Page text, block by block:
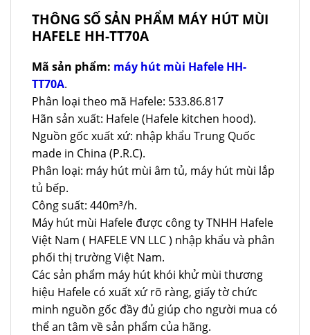
THÔNG SỐ SẢN PHẨM MÁY HÚT MÙI
HAFELE HH-TT70A
Mã sản phẩm: máy hút mùi Hafele HH-
TT70A.
Phân loại theo mã Hafele: 533.86.817
Hãn sản xuất: Hafele (Hafele kitchen hood).
Nguồn gốc xuất xứ: nhập khẩu Trung Quốc
made in China (P.R.C).
Phân loại: máy hút mùi âm tủ, máy hút mùi lắp
tủ bếp.
Công suất: 440m³/h.
Máy hút mùi Hafele được công ty TNHH Hafele
Việt Nam ( HAFELE VN LLC ) nhập khẩu và phân
phối thị trường Việt Nam.
Các sản phẩm máy hút khói khử mùi thương
hiệu Hafele có xuất xứ rõ ràng, giấy tờ chức
minh nguồn gốc đầy đủ giúp cho người mua có
thể an tâm về sản phẩm của hãng.